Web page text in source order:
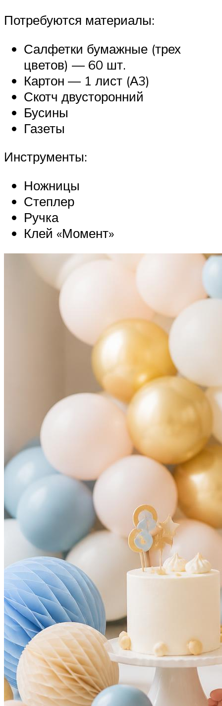
Потребуются материалы:
Салфетки бумажные (трех
цветов) — 60 шт.
Картон — 1 лист (А3)
Скотч двусторонний
Бусины
Газеты
Инструменты:
Ножницы
Степлер
Ручка
Клей «Момент»